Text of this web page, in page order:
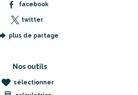
facebook
twitter
plus de partage
Nos outils
sélectionner